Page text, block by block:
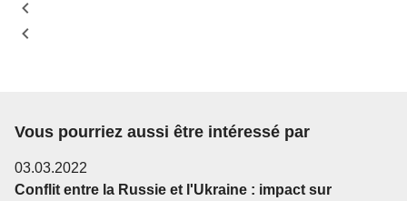
Vous pourriez aussi être intéressé par
03.03.2022
Conflit entre la Russie et l'Ukraine : impact sur